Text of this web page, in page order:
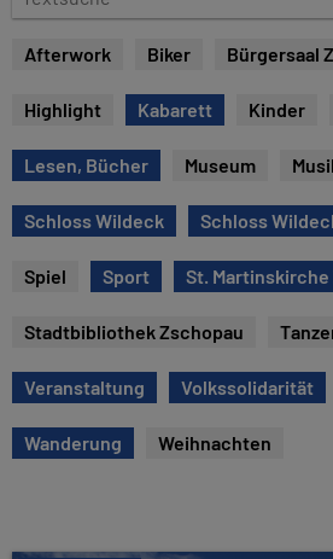
e
c
e
Afterwork Biker Bürgersaal
Highlight Kabarett Kinder
Lesen, Bücher Museum
Schloss Wildeck Schloss
Spiel Sport St.
Stadtbibliothek Zschopau
Veranstaltung Volkssolidarität
Wanderung Weihnachten